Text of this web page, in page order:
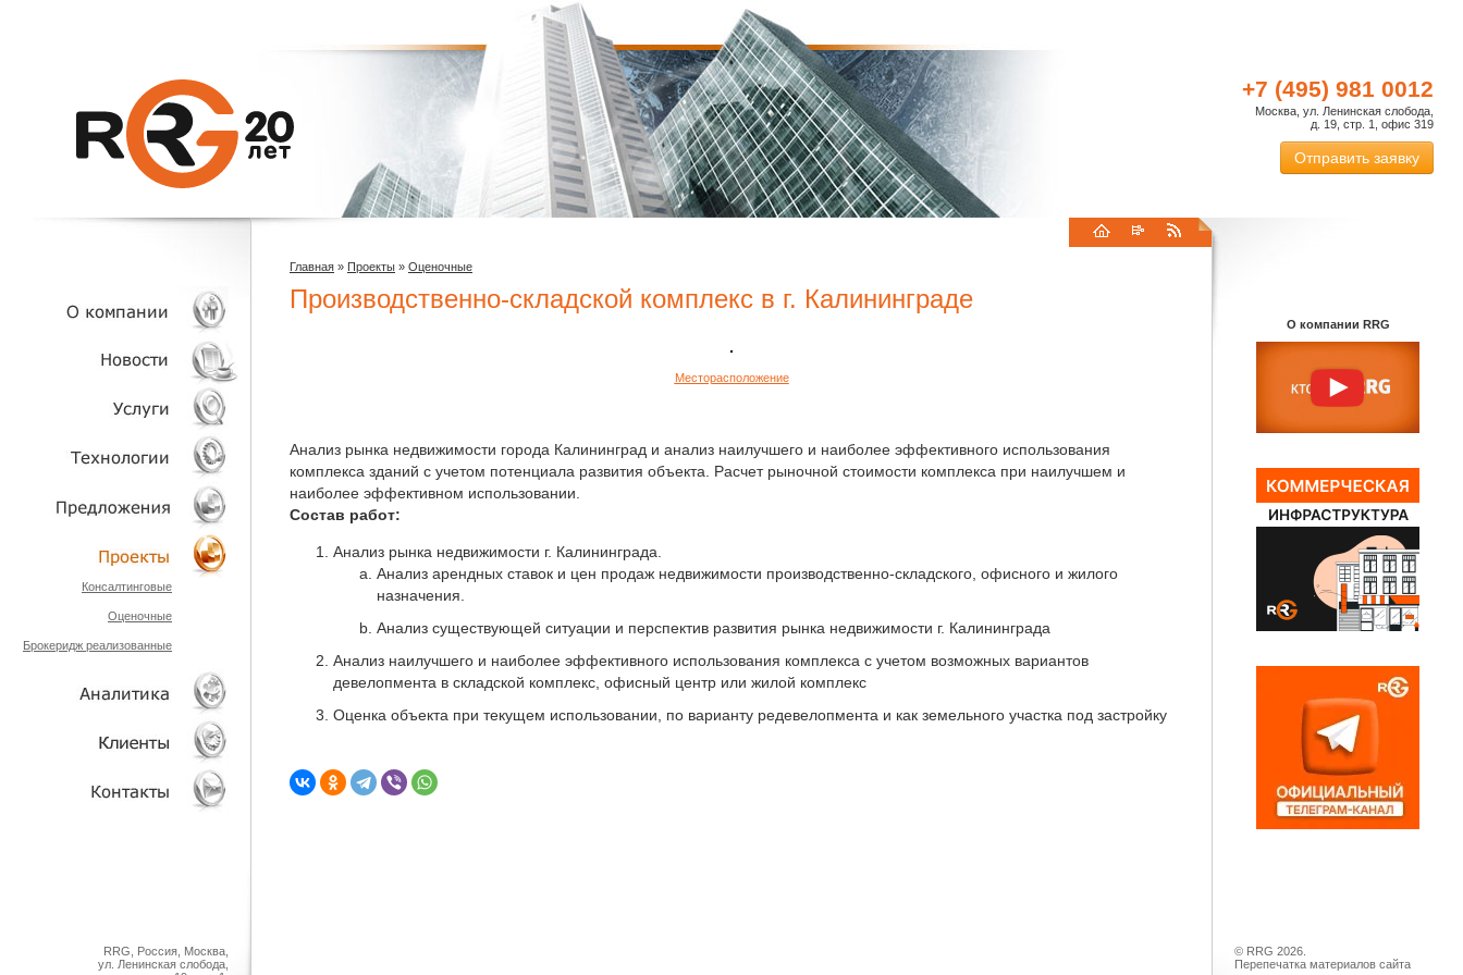
+7 (495) 981 0012
Москва, ул. Ленинская слобода,
д. 19, стр. 1, офис 319
Отправить заявку
О КОМПАНИИ
НОВОСТИ
УСЛУГИ
ТЕХНОЛОГИИ
ОБЪЕКТЫ
ПРОЕКТЫ
Консалтинговые
Оценочные
Брокеридж реализованные
АНАЛИТИКА
КЛИЕНТЫ
Главная » Проекты » Оценочные
Производственно-складской комплекс в г. Калининграде
Месторасположение
Анализ рынка недвижимости города Калининград и анализ наилучшего и наиболее эффективного использования
комплекса зданий с учетом потенциала развития объекта. Расчет рыночной стоимости комплекса при наилучшем и
наиболее эффективном использовании.
Состав работ:
Анализ рынка недвижимости г. Калининграда.
Анализ арендных ставок и цен продаж недвижимости производственно-складского, офисного и жилого
назначения.
Анализ существующей ситуации и перспектив развития рынка недвижимости г. Калининграда
Анализ наилучшего и наиболее эффективного использования комплекса с учетом возможных вариантов
девелопмента в складской комплекс, офисный центр или жилой комплекс
Оценка объекта при текущем использовании, по варианту редевелопмента и как земельного участка под застройку
О компании RRG
RRG, Россия, Москва,
ул. Ленинская слобода,
© RRG 2026.
Перепечатка материалов сайта